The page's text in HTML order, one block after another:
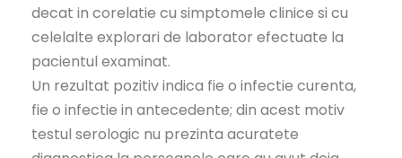
decat in corelatie cu simptomele clinice si cu
celelalte explorari de laborator efectuate la
pacientul examinat.
Un rezultat pozitiv indica fie o infectie curenta,
fie o infectie in antecedente; din acest motiv
testul serologic nu prezinta acuratete